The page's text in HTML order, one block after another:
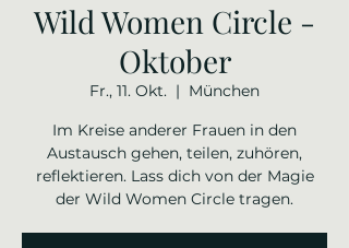
Wild Women Circle -
Oktober
Fr., 11. Okt.
  |
München
Im Kreise anderer Frauen in den
Austausch gehen, teilen, zuhören,
reflektieren. Lass dich von der Magie
der Wild Women Circle tragen.